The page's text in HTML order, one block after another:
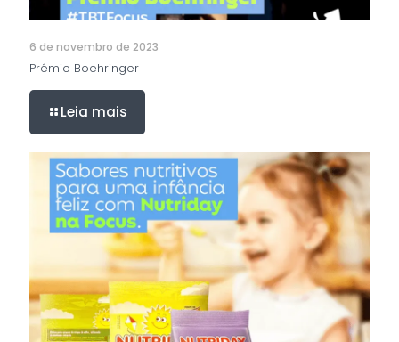
6 de novembro de 2023
Prêmio Boehringer
Leia mais